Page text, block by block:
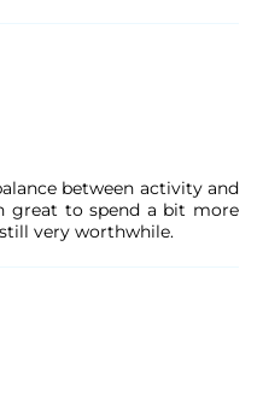
processados através de
e encriptados,
between activity and
great to spend a bit more
very worthwhile.